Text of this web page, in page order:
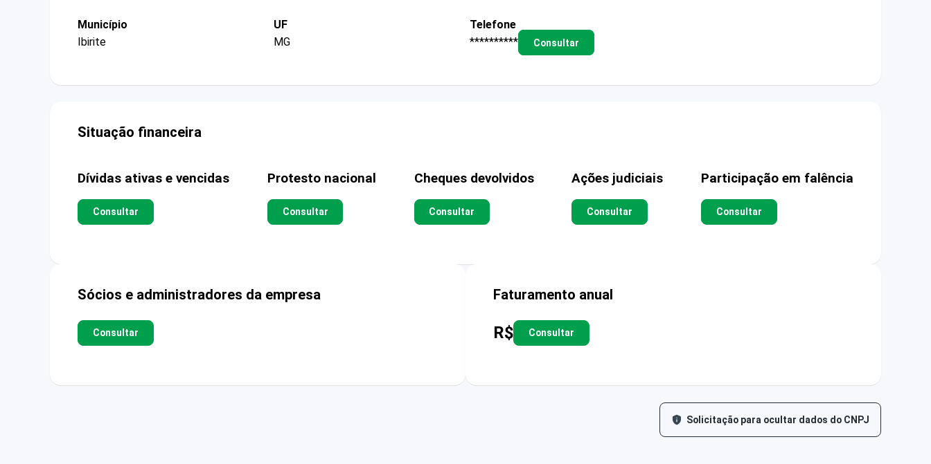
Município
Ibirite
UF
MG
Telefone
**********
Consultar
Situação financeira
Dívidas ativas e vencidas
Consultar
Protesto nacional
Consultar
Cheques devolvidos
Consultar
Ações judiciais
Consultar
Participação em falência
Consultar
Sócios e administradores da empresa
Consultar
Faturamento anual
R$ Consultar
Solicitação para ocultar dados do CNPJ